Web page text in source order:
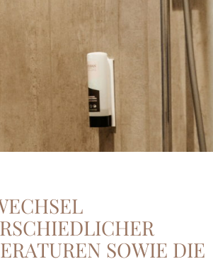
SOWIE DIE